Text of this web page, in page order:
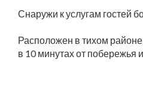
Снаружи к услугам гостей
Расположен в тихом
в 10 минутах от побережья